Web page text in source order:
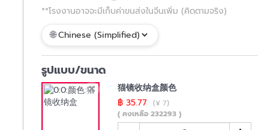
**โรงงานอาจจะมีเก็บค่าขนส่งในจีนเพิ่ม (คิดตามจริง)
รูปแบบ/ขนาด
猫镜收纳盒颜色
฿ 35.77 (¥ 7)
( คงเหลือ 232293 )